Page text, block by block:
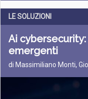
LE SOLUZIONI
Ai
emergenti
di Massimiliano Monti,